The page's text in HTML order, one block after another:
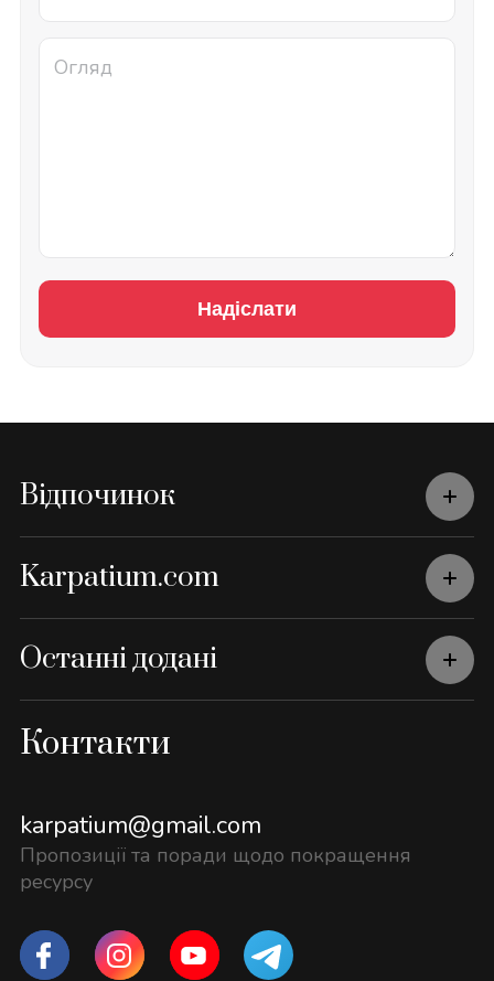
Надіслати
Відпочинок
Karpatium.com
Останні додані
Контакти
karpatium@gmail.com
Пропозиції та поради щодо покращення
ресурсу